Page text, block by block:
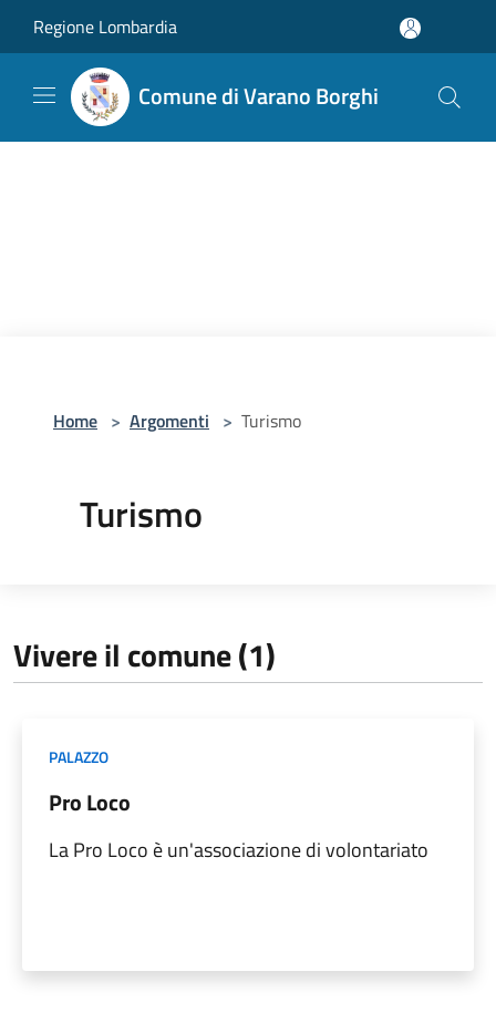
Regione Lombardia
Comune di Varano Borghi
Home > Argomenti > Turismo
Turismo
Vivere il comune (1)
PALAZZO
Pro Loco
La Pro Loco è un'associazione di volontariato